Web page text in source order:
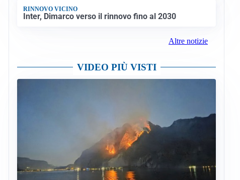
RINNOVO VICINO
Inter, Dimarco verso il rinnovo fino al 2030
Altre notizie
VIDEO PIÙ VISTI